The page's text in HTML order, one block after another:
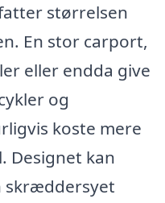
størrelsen
En stor carport,
eller endda give
og
koste mere
Designet kan
skræddersyet